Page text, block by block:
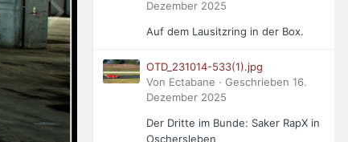
Dezember 2025
Auf dem Lausitzring in der Box.
OTD_231014-533(1).jpg
Von Ectabane · Geschrieben 16.
Dezember 2025
Der Dritte im Bunde: Saker RapX in
Oschersleben